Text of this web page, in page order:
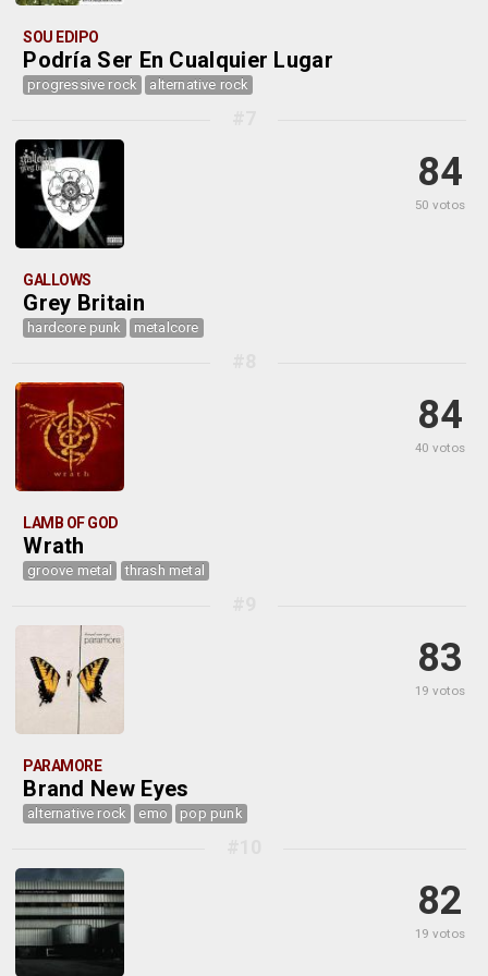
SOU EDIPO
Podría Ser En Cualquier Lugar
progressive rock alternative rock
84
50 votos
GALLOWS
Grey Britain
hardcore punk metalcore
84
40 votos
LAMB OF GOD
Wrath
groove metal thrash metal
83
19 votos
PARAMORE
Brand New Eyes
alternative rock emo pop punk
82
19 votos